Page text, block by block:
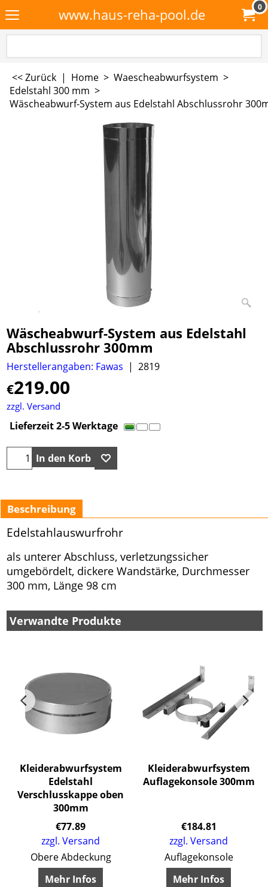
www.haus-reha-pool.de 0
<< Zurück | Home > Waescheabwurfsystem >
Edelstahl 300 mm >
Wäscheabwurf-System aus Edelstahl Abschlussrohr
Wäscheabwurf-System aus Edelstahl
Abschlussrohr 300mm
Herstellerangaben: Fawas 2819
€219.00
zzgl. Versand
Lieferzeit 2-5 Werktage
In den Korb
Beschreibung
Edelstahlauswurfrohr
als unterer Abschluss, verletzungssicher
umgebördelt, dickere Wandstärke, Durchmesser
300 mm, Länge 98 cm
Verwandte Produkte
Kleiderabwurfsystem
Edelstahl
Verschlusskappe oben
300mm
€77.89
zzgl. Versand
Obere Abdeckung
Mehr Infos
Kleiderabwurfsystem
Auflagekonsole 300mm
€184.81
zzgl. Versand
Auflagekonsole
Mehr Infos